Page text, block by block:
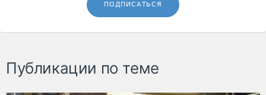
ПОДПИСАТЬСЯ
Публикации по теме